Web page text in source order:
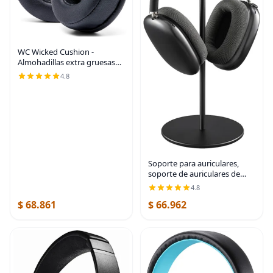
WC Wicked Cushion -
Almohadillas extra gruesas
para auriculares inalámbricos
Skullcandy Hesh Hesh con
4.8
$ 68.861
Soporte para auriculares,
soporte de auriculares de
madera de nogal y aluminio,
soporte para auriculares de
juegos de nogal natural con
4.8
$ 66.962